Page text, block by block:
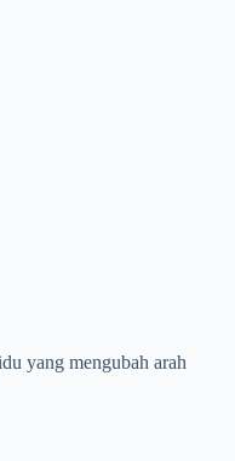
yang mengubah arah